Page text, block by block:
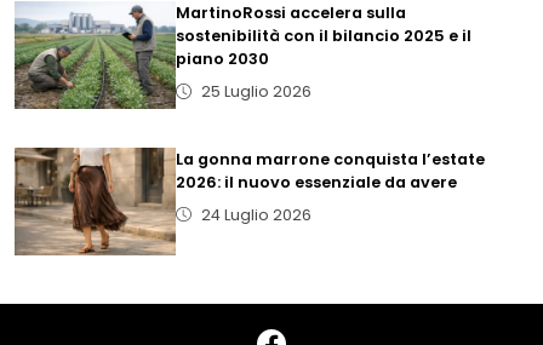
MartinoRossi accelera sulla
sostenibilità con il bilancio 2025 e il
piano 2030
25 Luglio 2026
La gonna marrone conquista l’estate
2026: il nuovo essenziale da avere
24 Luglio 2026